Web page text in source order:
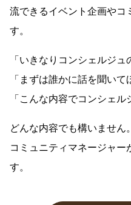
流できるイベント企画やコ
す。
「いきなりコンシェルジュ
「まずは誰かに話を聞いて
「こんな内容でコンシェル
どんな内容でも構いません
コミュニティマネージャー
す。